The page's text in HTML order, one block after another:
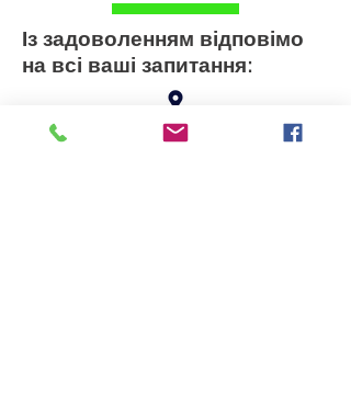
Із задоволенням відповімо
на всі ваші запитання:
Наша адреса: